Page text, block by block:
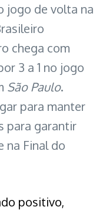
jogo de volta na
chega com
3 a 1 no jogo
São Paulo.
para manter
para garantir
na Final do
positivo,